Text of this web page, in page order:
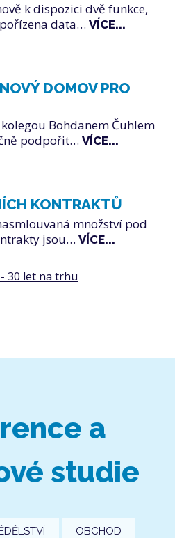
k dispozici dvě funkce,
data… VÍCE...
DOMOV PRO
Bohdanem Čuhlem
podpořit… VÍCE...
KONTRAKTŮ
množství pod
jsou… VÍCE...
a
studie
OBCHOD